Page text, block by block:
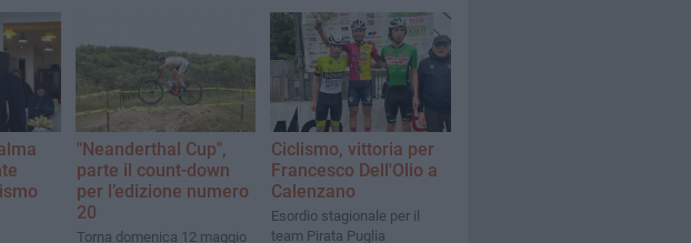
"Neanderthal Cup",
parte il count-down
per l’edizione numero
20
Torna domenica 12 maggio
Ciclismo, vittoria per
Francesco Dell'Olio a
Calenzano
Esordio stagionale per il
team Pirata Puglia